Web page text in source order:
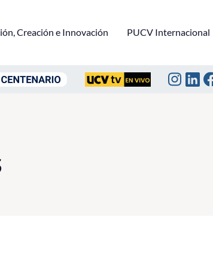
Creación e Innovación PUCV Internacional